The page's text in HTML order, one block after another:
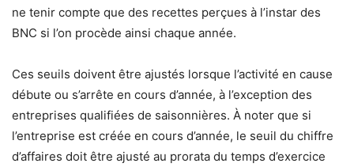
ne tenir compte que des recettes perçues à l’instar des
BNC si l’on procède ainsi chaque année.
Ces seuils doivent être ajustés lorsque l’activité en cause
débute ou s’arrête en cours d’année, à l’exception des
entreprises qualifiées de saisonnières. À noter que si
l’entreprise est créée en cours d’année, le seuil du chiffre
d’affaires doit être ajusté au prorata du temps d’exercice